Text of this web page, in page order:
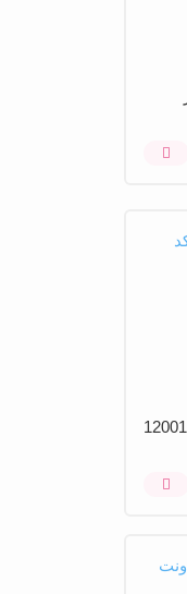
پستانک 0تا6 ماه دکتر براون کد 12001